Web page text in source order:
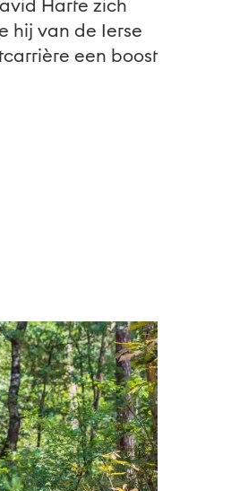
Harte zich
hij van de Ierse
een boost